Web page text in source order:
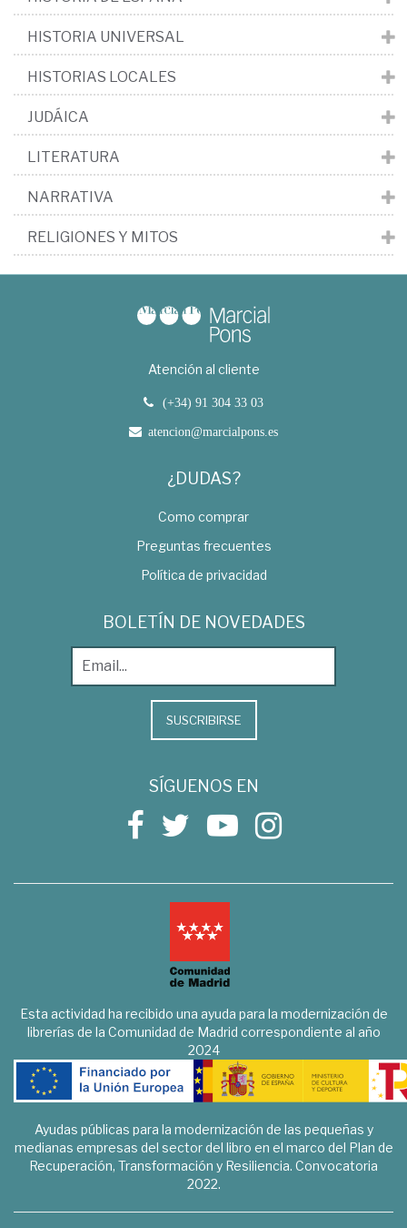
HISTORIA UNIVERSAL
HISTORIAS LOCALES
JUDÁICA
LITERATURA
NARRATIVA
RELIGIONES Y MITOS
Atención al cliente
(+34) 91 304 33 03
atencion@marcialpons.es
¿DUDAS?
Como comprar
Preguntas frecuentes
Política de privacidad
BOLETÍN DE NOVEDADES
SUSCRIBIRSE
SÍGUENOS EN
Esta actividad ha recibido una ayuda para la modernización de
librerías de la Comunidad de Madrid correspondiente al año
2024
Ayudas públicas para la modernización de las pequeñas y
medianas empresas del sector del libro en el marco del Plan de
Recuperación, Transformación y Resiliencia. Convocatoria
2022.